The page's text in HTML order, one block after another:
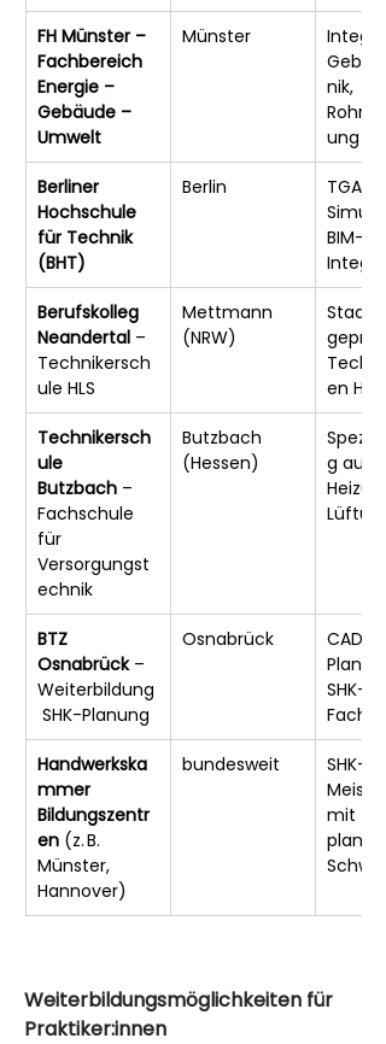
FH Münster –
Fachbereich
Energie –
Gebäude –
Umwelt
Münster
nik,
ung
Berliner
Hochschule
für Technik
(BHT)
Berlin
TGA,
BIM-
Berufskolleg
Neandertal –
Technikersch
ule HLS
Mettmann
(NRW)
en HLS
Technikersch
ule
Butzbach –
Fachschule
für
Versorgungst
echnik
Butzbach
(Hessen)
g auf
Lüftung
BTZ
Osnabrück –
Weiterbildung
SHK-Planung
Osnabrück
CAD &
SHK-
Handwerkska
mmer
Bildungszentr
en (z. B.
Münster,
Hannover)
bundesweit
SHK-
mit
Weiterbildungsmöglichkeiten für
Praktiker:innen